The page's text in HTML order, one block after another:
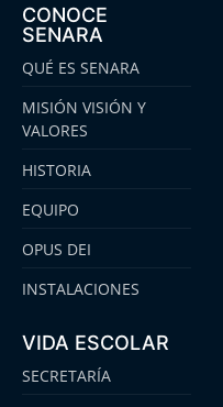
CONOCE
SENARA
QUÉ ES SENARA
MISIÓN VISIÓN Y
VALORES
HISTORIA
EQUIPO
OPUS DEI
INSTALACIONES
VIDA ESCOLAR
SECRETARÍA